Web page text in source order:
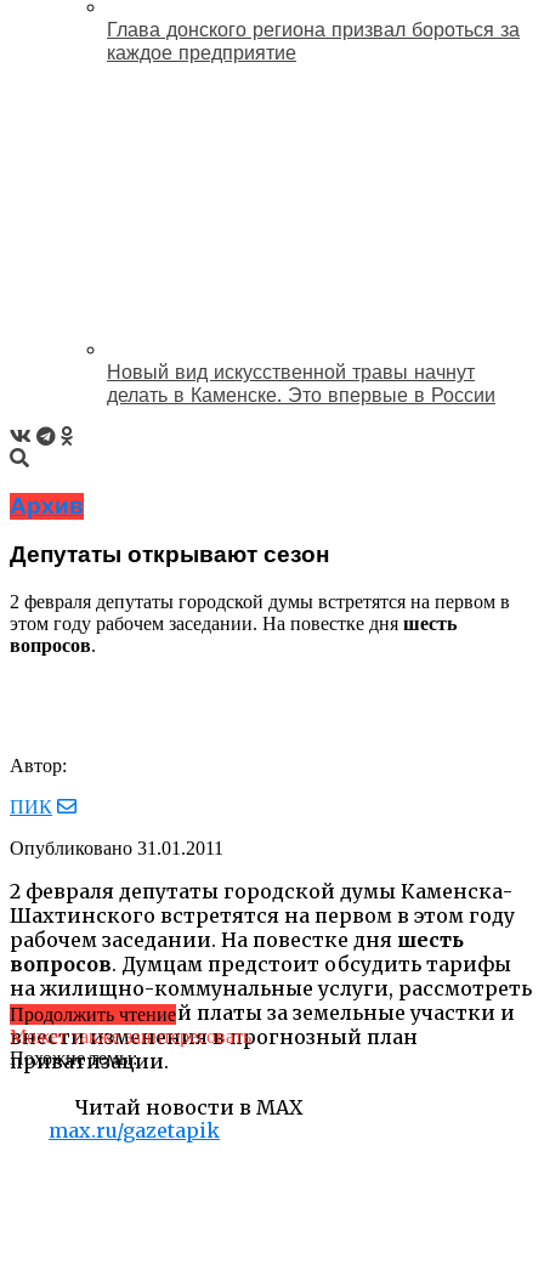
Глава донского региона призвал бороться за
каждое предприятие
Новый вид искусственной травы начнут
делать в Каменске. Это впервые в России
Архив
Депутаты открывают сезон
2 февраля депутаты городской думы встретятся на первом в
этом году рабочем заседании. На повестке дня шесть
вопросов.
Автор:
ПИК
Опубликовано 31.01.2011
2 февраля депутаты городской думы Каменска-
Шахтинского встретятся на первом в этом году
рабочем заседании. На повестке дня шесть
вопросов. Думцам предстоит обсудить тарифы
на жилищно-коммунальные услуги, рассмотреть
размер арендной платы за земельные участки и
внести изменения в прогнозный план
приватизации.
Читай новости в MAX
max.ru/gazetapik
Продолжить чтение
Может также заинтересовать
Похожие темы: